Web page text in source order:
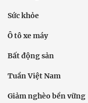
Sức khỏe
Ô tô xe máy
Bất động sản
Tuần Việt Nam
Giảm nghèo bền vững